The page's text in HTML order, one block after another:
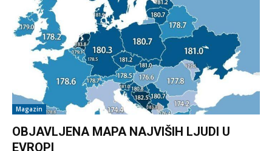
Magazin
OBJAVLJENA MAPA NAJVIŠIH LJUDI U
EVROPI